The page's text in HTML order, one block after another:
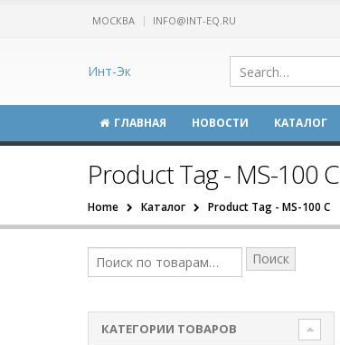
МОСКВА INFO@INT-EQ.RU
Инт-Эк
ГЛАВНАЯ НОВОСТИ КАТАЛОГ
Product Tag - MS-100 C
Home Каталог Product Tag - MS-100 C
Поиск
КАТЕГОРИИ ТОВАРОВ